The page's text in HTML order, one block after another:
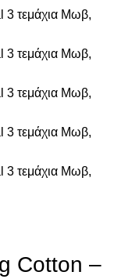
Cotton –